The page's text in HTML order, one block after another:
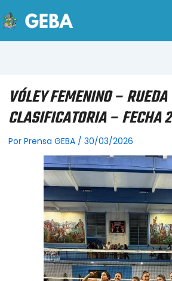
VÓLEY FEMENINO – RUEDA
CLASIFICATORIA – FECHA 2
Por Prensa GEBA / 30/03/2026